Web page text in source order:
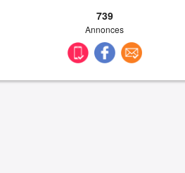
739
Annonces